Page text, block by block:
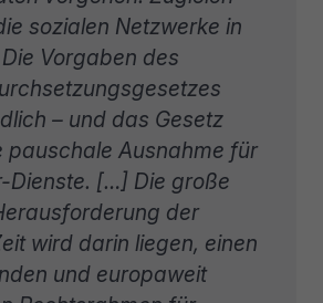
sozialen Netzwerke in
Vorgaben des
– und das Gesetz
pauschale Ausnahme für
Dienste. […] Die große
der
wird darin liegen, einen
und europaweit